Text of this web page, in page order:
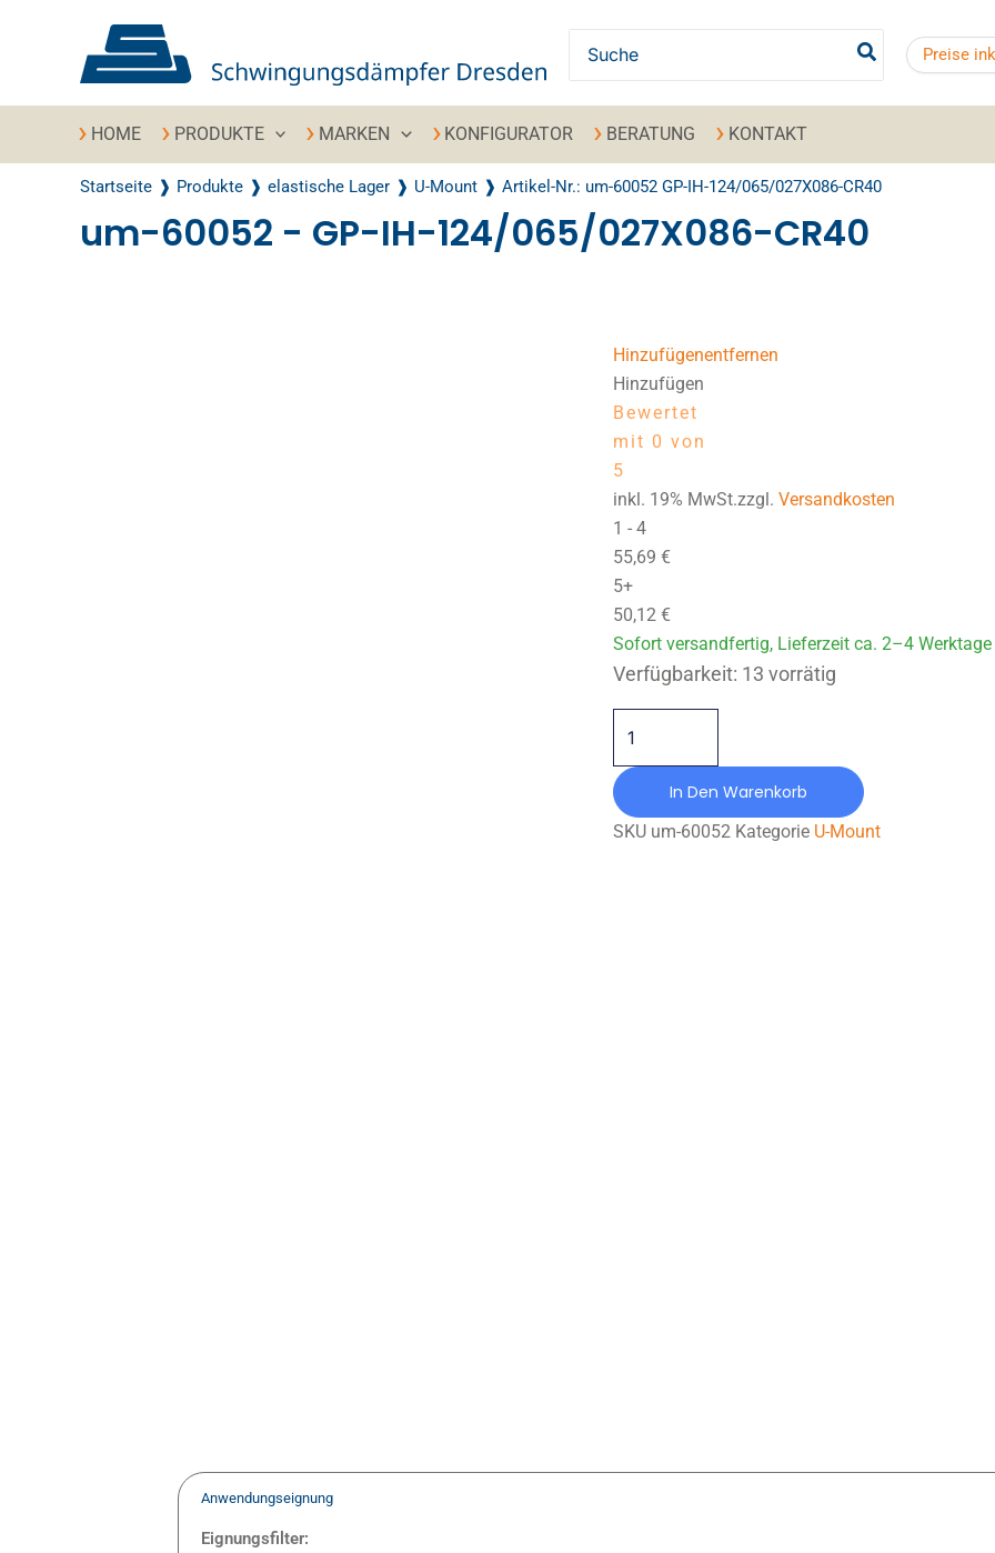
Preise
HOME PRODUKTE MARKEN KONFIGURATOR BERATUNG KONTAKT
Startseite Produkte elastische Lager U-Mount Artikel-Nr.: um-60052 GP-IH-124/065/027X086-CR40
um-60052 - GP-IH-124/065/027X086-CR40
Hinzufügenentfernen
Hinzufügen
Bewertet
mit 0 von
5
inkl. 19% MwSt.zzgl. Versandkosten
1 - 4
55,69 €
5+
50,12 €
Sofort versandfertig, Lieferzeit ca. 2–4 Werktage
Verfügbarkeit: 13 vorrätig
GP-IH-124/065/027X086-CR40 Menge
In Den Warenkorb
SKU um-60052 Kategorie U-Mount
Anwendungseignung
Eignungsfilter: